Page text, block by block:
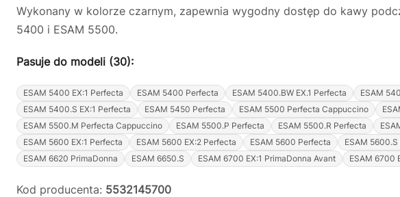
Wykonany w kolorze czarnym, zapewnia wygodny dostęp do kawy
5400 i ESAM 5500.
Pasuje do modeli (30):
ESAM 5400 EX:1 Perfecta ESAM 5400 Perfecta ESAM 5400.BW EX.1 Perfecta ESAM
ESAM 5400.S EX:1 Perfecta
ESAM 5450 Perfecta ESAM 5500 Perfecta Cappuccino
ESAM 5500.M Perfecta Cappuccino
ESAM 5500.P Perfecta ESAM 5500.R Perfecta
ESAM 5600 EX:1 Perfecta
ESAM 5600 EX:2 Perfecta ESAM 5600 Perfecta ESAM
ESAM 6620 PrimaDonna
ESAM 6650.S ESAM 6700 EX:1 PrimaDonna Avant ESAM 6700
Kod producenta: 5532145700